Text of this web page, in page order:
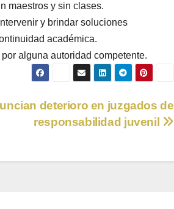
maestros y sin clases.
y brindar soluciones
académica.
alguna autoridad competente.
deterioro en juzgados de
responsabilidad juvenil